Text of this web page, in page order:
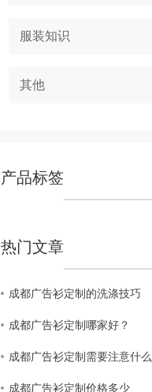
服装知识
其他
产品标签
热门文章
成都广告衫定制的洗涤技巧
成都广告衫定制哪家好？
成都广告衫定制需要注意什么
成都广告衫定制价格多少